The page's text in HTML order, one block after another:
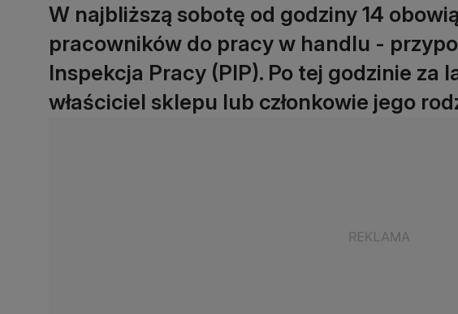
W najbliższą sobotę od godziny 14
pracowników do pracy w handlu -
Inspekcja Pracy (PIP). Po tej godzinie za
właściciel sklepu lub członkowie jego